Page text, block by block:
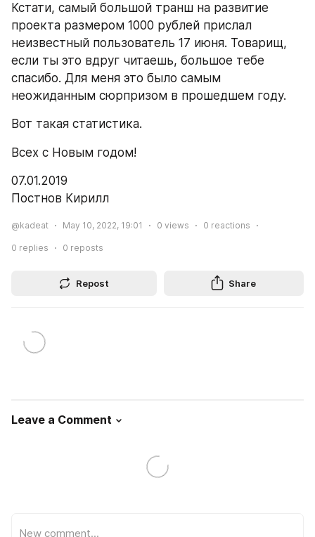
Кстати, самый большой транш на развитие
проекта размером 1000 рублей прислал
неизвестный пользователь 17 июня. Товарищ,
если ты это вдруг читаешь, большое тебе
спасибо. Для меня это было самым
неожиданным сюрпризом в прошедшем году.
Вот такая статистика.
Всех с Новым годом!
07.01.2019
Постнов Кирилл
@kadeat May 10, 2022, 19:01 0 views 0 reactions
0 replies 0 reposts
Repost Share
Leave a Comment